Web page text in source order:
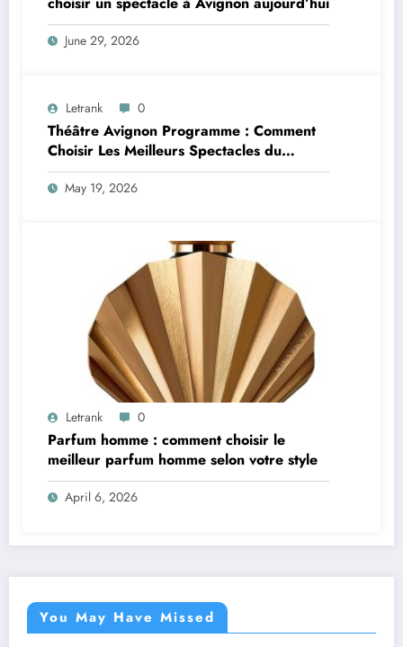
June 29, 2026
Letrank 0
Théâtre Avignon Programme : Comment
Choisir Les Meilleurs Spectacles du
Festival Off Avignon
May 19, 2026
Letrank 0
Parfum homme : comment choisir le
meilleur parfum homme selon votre style
April 6, 2026
You May Have Missed